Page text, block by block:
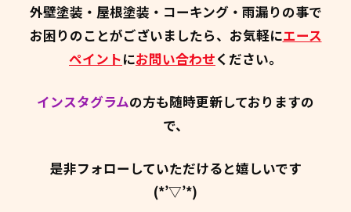
外壁塗装・屋根塗装・コーキング・雨漏りの事で
お困りのことがございましたら、お気軽にエース
ペイントにお問い合わせください。
インスタグラムの方も随時更新しておりますの
で、
是非フォローしていただけると嬉しいです
(*’▽’*)